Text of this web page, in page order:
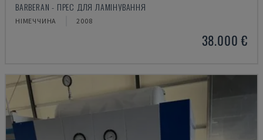
BARBERAN - ПРЕС ДЛЯ ЛАМІНУВАННЯ
НІМЕЧЧИНА 2008
38.000 €